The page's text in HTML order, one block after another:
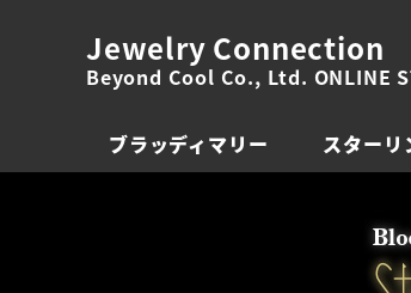
Jewelry Connection
Beyond Cool Co., Ltd. ONLINE
ブラッディマリー スターリ